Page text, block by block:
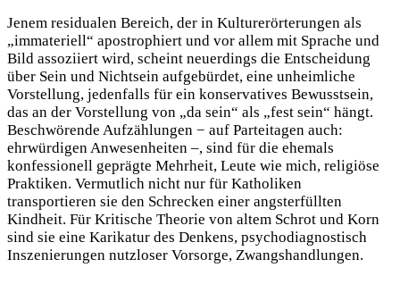
Jenem residualen Bereich, der in Kulturerörterungen als
„immateriell“ apostrophiert und vor allem mit Sprache und
Bild assoziiert wird, scheint neuerdings die Entscheidung
über Sein und Nichtsein aufgebürdet, eine unheimliche
Vorstellung, jedenfalls für ein konservatives Bewusstsein,
das an der Vorstellung von „da sein“ als „fest sein“ hängt.
Beschwörende Aufzählungen − auf Parteitagen auch:
ehrwürdigen Anwesenheiten –, sind für die ehemals
konfessionell geprägte Mehrheit, Leute wie mich, religiöse
Praktiken. Vermutlich nicht nur für Katholiken
transportieren sie den Schrecken einer angsterfüllten
Kindheit. Für Kritische Theorie von altem Schrot und Korn
sind sie eine Karikatur des Denkens, psychodiagnostisch
Inszenierungen nutzloser Vorsorge, Zwangshandlungen.